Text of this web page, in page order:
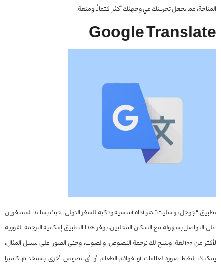
المتاحة، مما يجعل تجربتك في وجهتك أكثر اكتمالًا ومتعة.
Google Translate
تطبيق “جوجل ترنسليت” هو أداة أساسية وذكية للسفر الدولي، حيث يساعد المسافرين
على التواصل بسهولة مع السكان المحليين. يوفر هذا التطبيق إمكانية الترجمة الفورية
لأكثر من 100 لغة، ويتيح لك ترجمة النصوص، والصوت، وحتى الصور. على سبيل المثال،
يمكنك التقاط صورة لعلامات أو قوائم الطعام أو أي نصوص أخرى باستخدام كاميرا